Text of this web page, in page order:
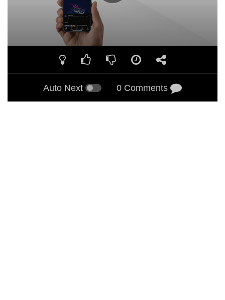
Auto Next 0 Comments